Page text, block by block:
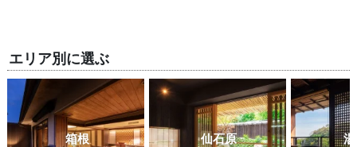
エリア別に選ぶ
箱根 仙石原